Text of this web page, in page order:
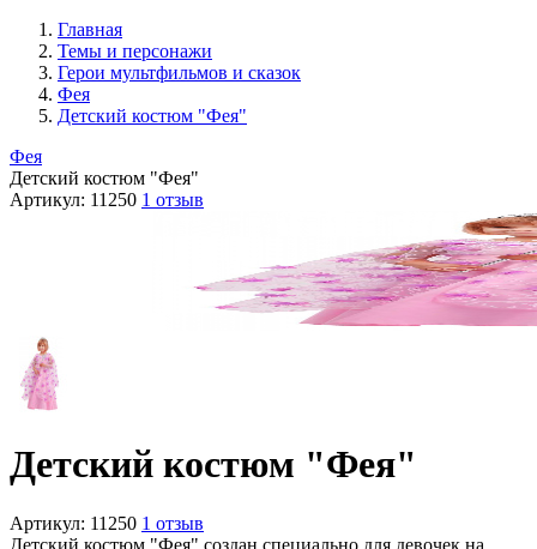
Главная
Темы и персонажи
Герои мультфильмов и сказок
Фея
Детский костюм "Фея"
Фея
Детский костюм "Фея"
Артикул: 11250 1 отзыв
Детский костюм "Фея"
Артикул: 11250 1 отзыв
Детский костюм "Фея" создан специально для девочек на